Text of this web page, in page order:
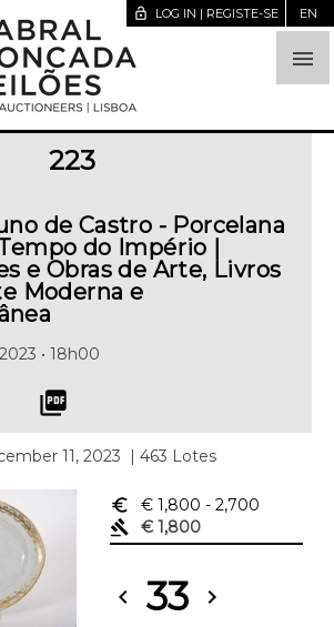

lock_open LOG IN | REGISTE-SE EN
223
de Castro - Porcelana
do Império |
e Obras de Arte, Livros
Moderna e
• 18h00
picture_as_pdf
11, 2023 | 463 Lotes
euro_symbol € 1,800 - 2,700
gavel
€ 1,800
chevron_left 33 chevron_right